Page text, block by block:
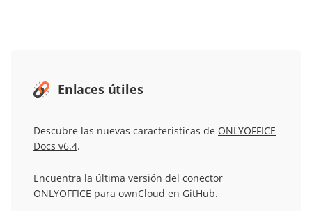
Enlaces útiles
Descubre las nuevas características de ONLYOFFICE
Docs v6.4.
Encuentra la última versión del conector
ONLYOFFICE para ownCloud en GitHub.